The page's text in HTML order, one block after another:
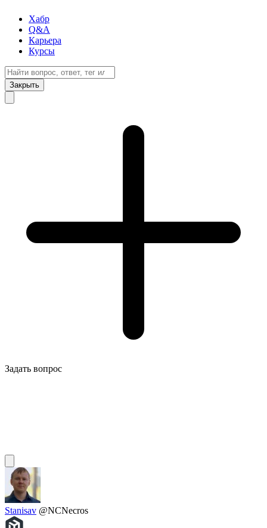
Хабр
Q&A
Карьера
Курсы
Закрыть
Задать вопрос
Stanisav @NCNecros